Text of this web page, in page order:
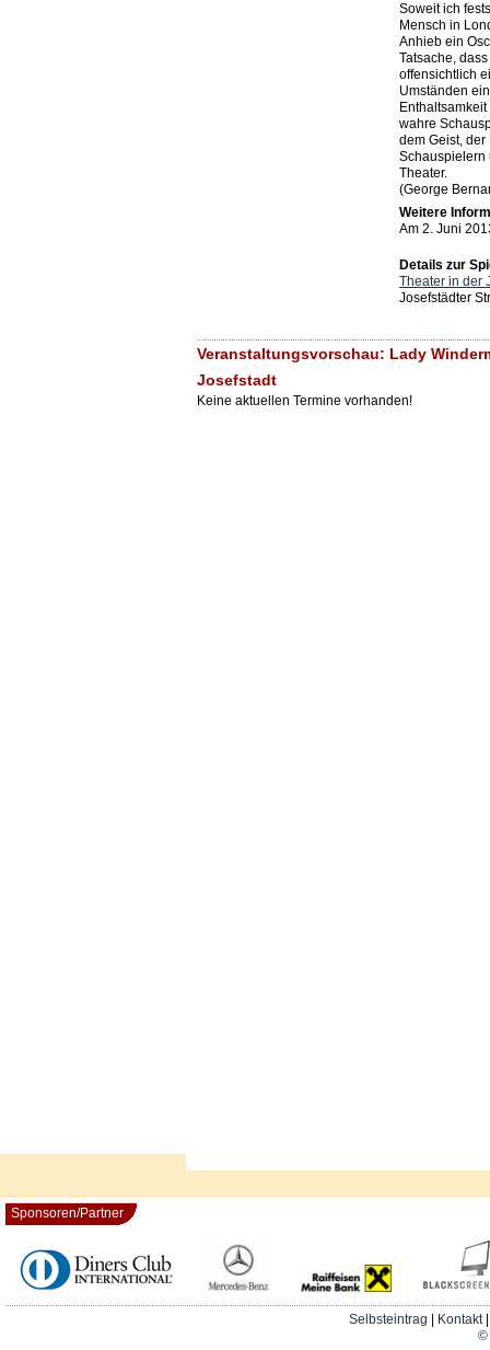
Soweit ich
Mensch in
Anhieb ein
Tatsache,
offensichtlich
Umständen
wahre
dem Geist,
Schauspielern
Theater.
(George
Weitere
Am 2. Juni
Details zur
Theater in der
Josefstädter
Veranstaltungsvorschau: Lady
Josefstadt
Keine aktuellen Termine vorhanden!
Sponsoren/Partner
Selbsteintrag Kontakt
©